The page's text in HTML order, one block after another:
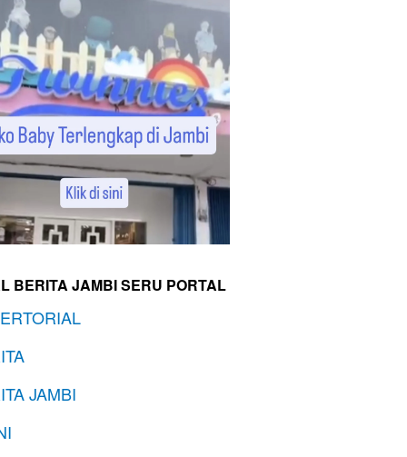
BERITA JAMBI SERU PORTAL
JAMBI